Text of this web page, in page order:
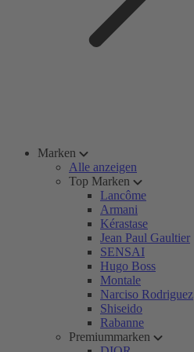
Marken
Alle anzeigen
Top Marken
Lancôme
Armani
Kérastase
Jean Paul Gaultier
SENSAI
Hugo Boss
Montale
Narciso Rodriguez
Shiseido
Rabanne
Premiummarken